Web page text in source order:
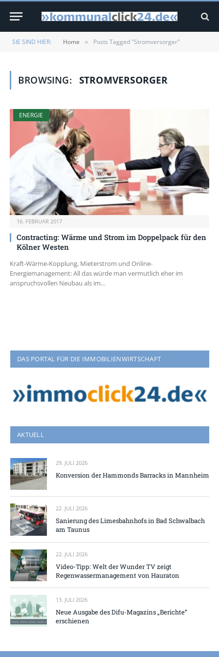
SIE SIND HIER: Home » Posts Tagged "Stromversorger"
BROWSING: STROMVERSORGER
ENERGIE
16. FEBRUAR 2017
Contracting: Wärme und Strom im Doppelpack für den
Kölner Westen
Kraft-Wärme-Kopplung, Mieterstrom und Online-
Energiemanagement: All das würde man vermutlich eher im
anspruchsvollen Neubau als im…
DAS PORTAL FÜR DIE IMMOBILIENWIRTSCHAFT
AKTUELL
29. JULI 2026
Konversion der Hammonds Barracks in Mannheim
22. JULI 2026
Sanierung des Limesbahnhofs in Bad Schwalbach
am Taunus
22. JULI 2026
Video-Tipp: Welt der Wunder TV zeigt
Regenwassermanagement von Hauraton
13. JULI 2026
Neue Ausgabe des Difu-Magazins „Berichte“
erschienen